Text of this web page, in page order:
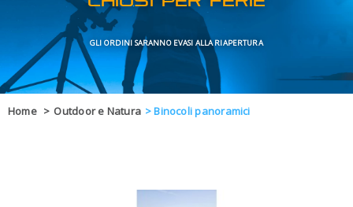
LEARN & FUN
MARCHI
OFFERTE
CHIUSI PER
Home > Outdoor e Natura >Binocoli panoramici